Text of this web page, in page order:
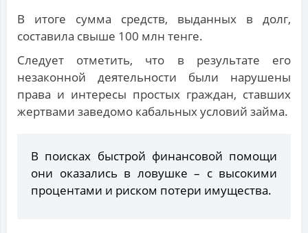
В итоге сумма средств, выданных в долг,
составила свыше 100 млн тенге.
Следует отметить, что в результате его
незаконной деятельности были нарушены
права и интересы простых граждан, ставших
жертвами заведомо кабальных условий займа.
В поисках быстрой финансовой помощи
они оказались в ловушке – с высокими
процентами и риском потери имущества.